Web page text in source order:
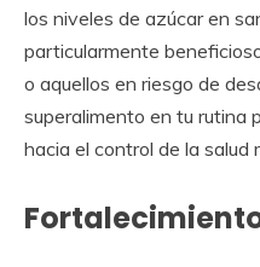
los niveles de azúcar en
particularmente
o aquellos en riesgo de
superalimento en tu rutina
hacia el control de la salud